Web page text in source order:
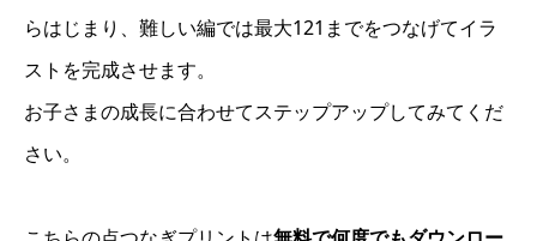
らはじまり、難しい編では最大121までをつなげてイラ
ストを完成させます。
お子さまの成長に合わせてステップアップしてみてくだ
さい。